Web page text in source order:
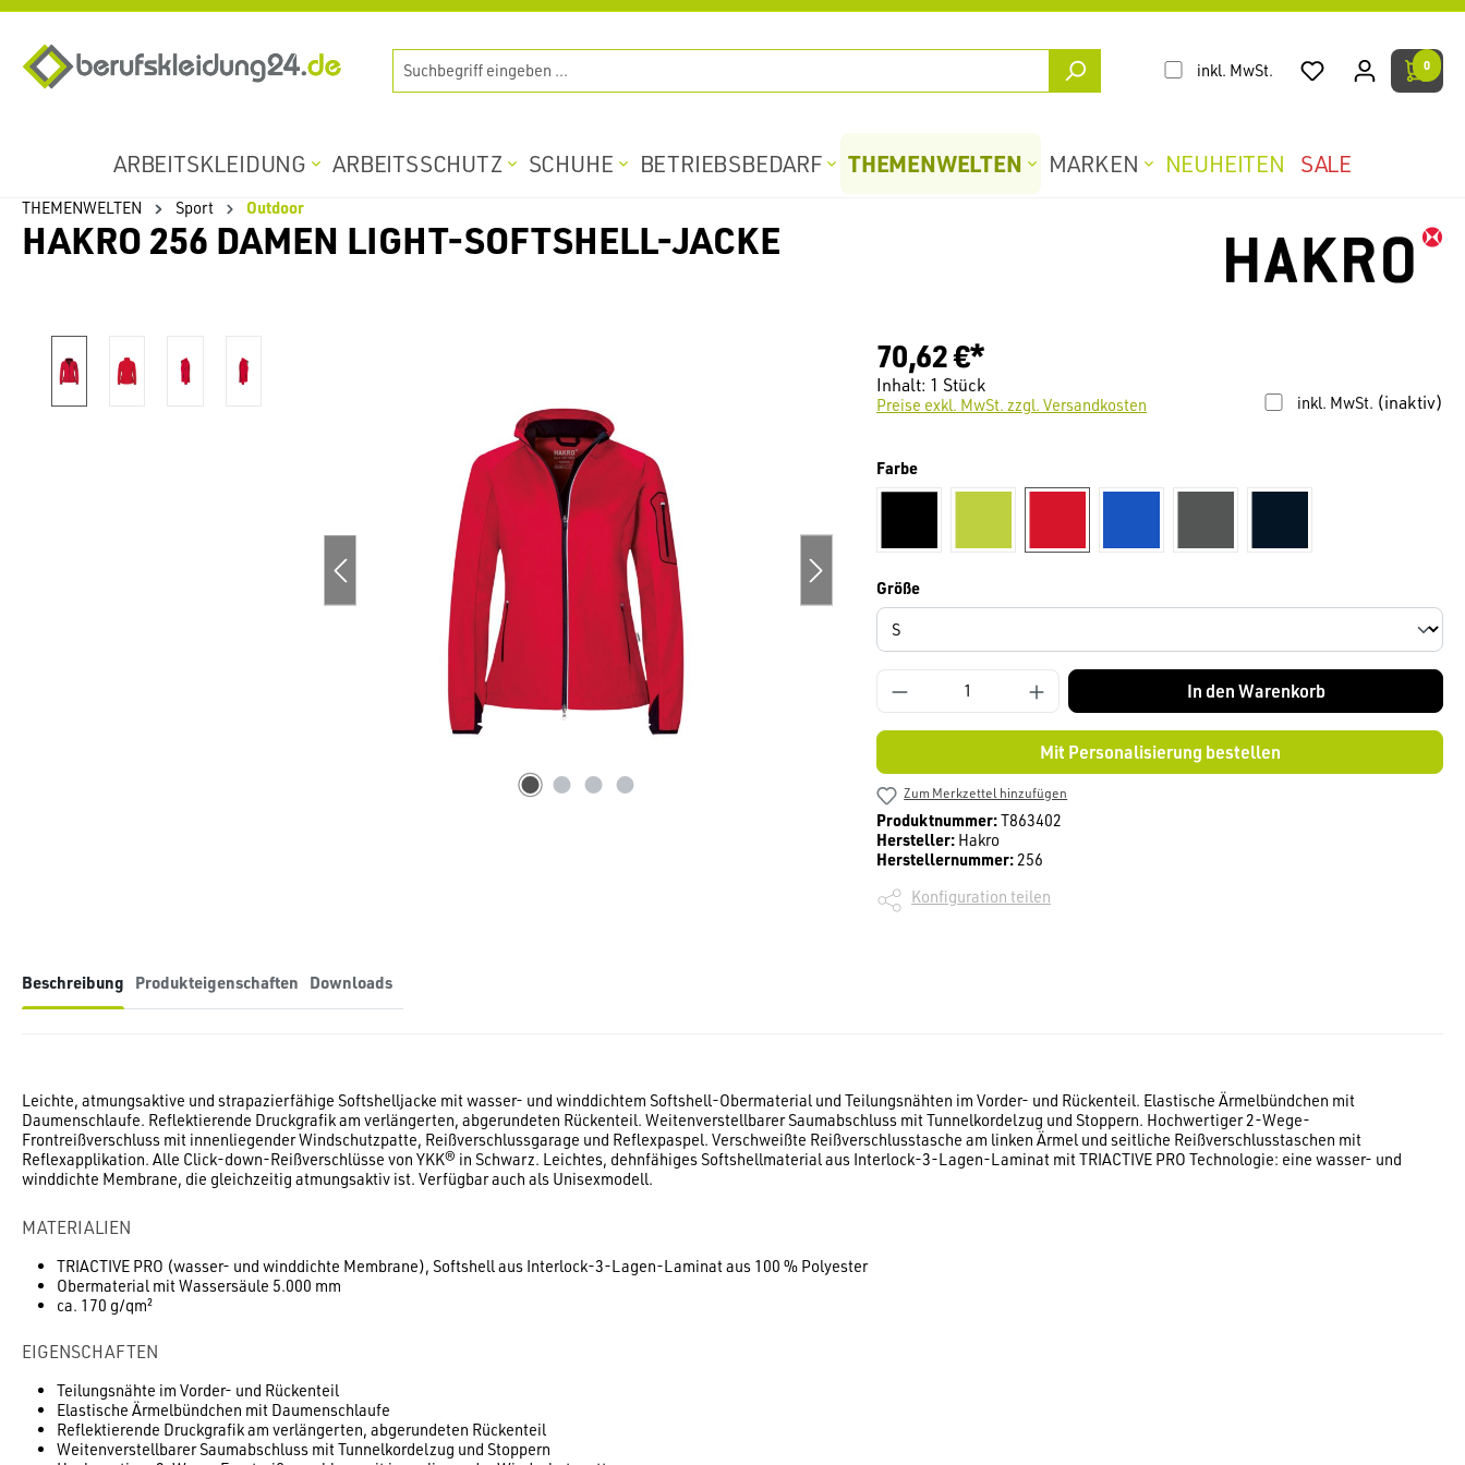
inkl. MwSt. 0
ARBEITSKLEIDUNG ARBEITSSCHUTZ SCHUHE BETRIEBSBEDARF THEMENWELTEN MARKEN NEUHEITEN SALE
THEMENWELTEN Sport Outdoor
HAKRO 256 DAMEN LIGHT-SOFTSHELL-JACKE
70,62 €*
Inhalt: 1 Stück
inkl. MwSt. (inaktiv)
Preise exkl. MwSt. zzgl. Versandkosten
Farbeauswählen
Größeauswählen
In den Warenkorb
Mit Personalisierung bestellen
Zum Merkzettel hinzufügen
Produktnummer:T863402
Hersteller: Hakro
Herstellernummer: 256
Konfiguration teilen
Beschreibung Produkteigenschaften Downloads
Leichte, atmungsaktive und strapazierfähige Softshelljacke mit wasser- und winddichtem Softshell-Obermaterial und Teilungsnähten im Vorder- und Rückenteil. Elastische Ärmelbündchen mit
Daumenschlaufe. Reflektierende Druckgrafik am verlängerten, abgerundeten Rückenteil. Weitenverstellbarer Saumabschluss mit Tunnelkordelzug und Stoppern. Hochwertiger 2-Wege-
Frontreißverschluss mit innenliegender Windschutzpatte, Reißverschlussgarage und Reflexpaspel. Verschweißte Reißverschlusstasche am linken Ärmel und seitliche Reißverschlusstaschen mit
Reflexapplikation. Alle Click-down-Reißverschlüsse von YKK® in Schwarz. Leichtes, dehnfähiges Softshellmaterial aus Interlock-3-Lagen-Laminat mit TRIACTIVE PRO Technologie: eine wasser- und
winddichte Membrane, die gleichzeitig atmungsaktiv ist. Verfügbar auch als Unisexmodell.
MATERIALIEN
TRIACTIVE PRO (wasser- und winddichte Membrane), Softshell aus Interlock-3-Lagen-Laminat aus 100 % Polyester
Obermaterial mit Wassersäule 5.000 mm
ca. 170 g/qm²
EIGENSCHAFTEN
Teilungsnähte im Vorder- und Rückenteil
Elastische Ärmelbündchen mit Daumenschlaufe
Reflektierende Druckgrafik am verlängerten, abgerundeten Rückenteil
Weitenverstellbarer Saumabschluss mit Tunnelkordelzug und Stoppern